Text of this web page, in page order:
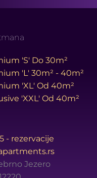
'S' Do 30m²
'L' 30m² - 40m²
'XL' Od 40m²
'XXL' Od 40m²
- rezervacije
Jezero